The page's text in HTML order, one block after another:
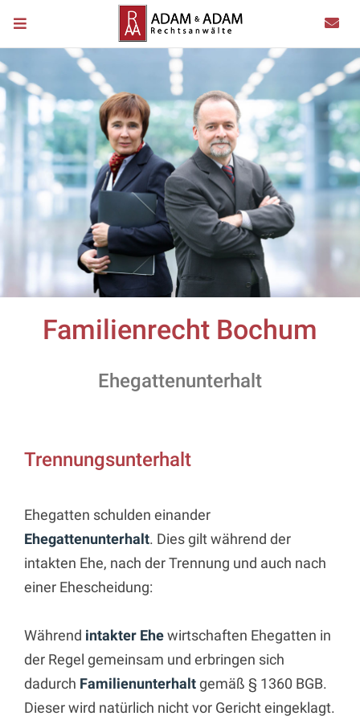
Familienrecht Bochum
Ehegattenunterhalt
Trennungsunterhalt
Ehegatten schulden einander
Ehegattenunterhalt. Dies gilt während der
intakten Ehe, nach der Trennung und auch nach
einer Ehescheidung:
Während intakter Ehewirtschaften Ehegatten in
der Regel gemeinsam und erbringen sich
dadurch Familienunterhaltgemäß § 1360 BGB.
Dieser wird natürlich nicht vor Gericht eingeklagt.